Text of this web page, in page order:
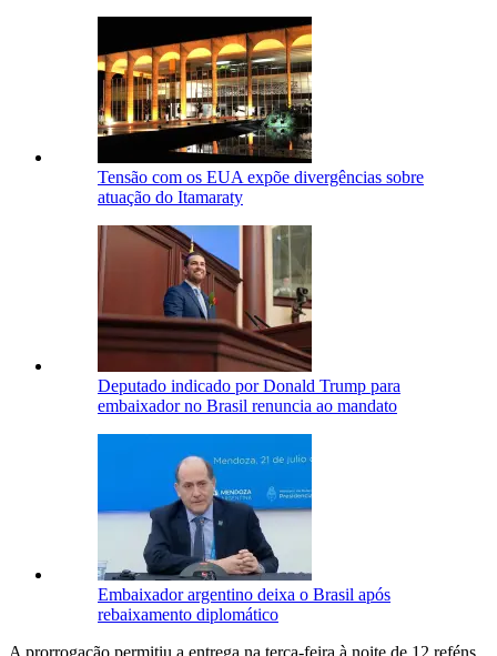
Tensão com os EUA expõe divergências sobre
atuação do Itamaraty
Deputado indicado por Donald Trump para
embaixador no Brasil renuncia ao mandato
Embaixador argentino deixa o Brasil após
rebaixamento diplomático